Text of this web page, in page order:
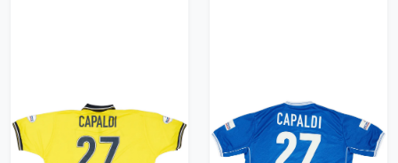
2001-02 Birmingham
Match Issue Away
Shirt Capaldi #27
2000-01 Birmingham
Match Issue Home
Shirt Capaldi #27